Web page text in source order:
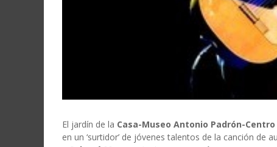
El jardín de la Casa-Museo Antonio Padrón-
en un ‘surtidor’ de jóvenes talentos de la canción de